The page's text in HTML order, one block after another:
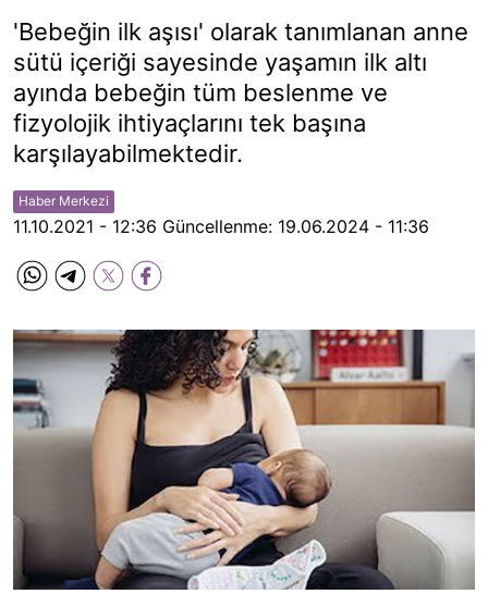
'Bebeğin ilk aşısı' olarak tanımlanan anne
sütü içeriği sayesinde yaşamın ilk altı
ayında bebeğin tüm beslenme ve
fizyolojik ihtiyaçlarını tek başına
karşılayabilmektedir.
Haber Merkezi
11.10.2021 - 12:36 Güncellenme: 19.06.2024 - 11:36